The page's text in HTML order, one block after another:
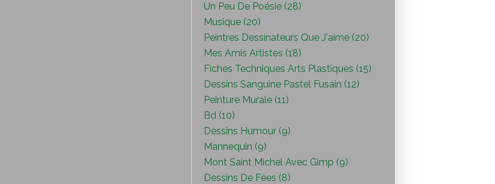
Un Peu De Poésie (28)
Musique (20)
Peintres Dessinateurs Que J'aime (20)
Mes Amis Artistes (18)
Fiches Techniques Arts Plastiques (15)
Dessins Sanguine Pastel Fusain (12)
Peinture Murale (11)
Bd (10)
Dessins Humour (9)
Mannequin (9)
Mont Saint Michel Avec Gimp (9)
Dessins De Fées (8)